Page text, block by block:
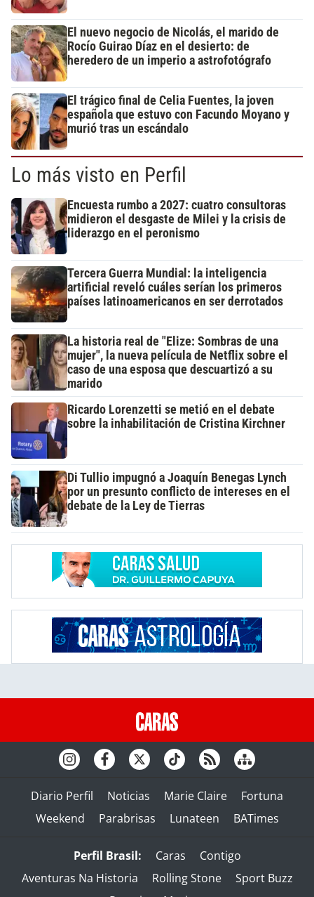
El nuevo negocio de Nicolás, el marido de
Rocío Guirao Díaz en el desierto: de
heredero de un imperio a astrofotógrafo
El trágico final de Celia Fuentes, la joven
española que estuvo con Facundo Moyano y
murió tras un escándalo
Lo más visto en Perfil
Encuesta rumbo a 2027: cuatro consultoras
midieron el desgaste de Milei y la crisis de
liderazgo en el peronismo
Tercera Guerra Mundial: la inteligencia
artificial reveló cuáles serían los primeros
países latinoamericanos en ser derrotados
La historia real de "Elize: Sombras de una
mujer", la nueva película de Netflix sobre el
caso de una esposa que descuartizó a su
marido
Ricardo Lorenzetti se metió en el debate
sobre la inhabilitación de Cristina Kirchner
Di Tullio impugnó a Joaquín Benegas Lynch
por un presunto conflicto de intereses en el
debate de la Ley de Tierras
Diario Perfil Noticias Marie Claire
Fortuna
Weekend
Parabrisas Lunateen BATimes
Perfil Brasil: Caras
Contigo
Aventuras Na Historia
Rolling Stone
Sport Buzz